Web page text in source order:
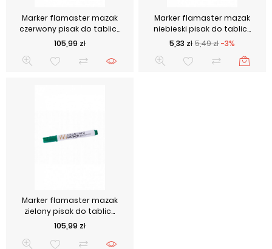
Marker flamaster mazak
czerwony pisak do tablic...
Cena
105,99 zł
Marker flamaster mazak
niebieski pisak do tablic...
Cena podstawowa
5,49 zł -3%
Cena
5,33 zł
Marker flamaster mazak
zielony pisak do tablic...
Cena
105,99 zł